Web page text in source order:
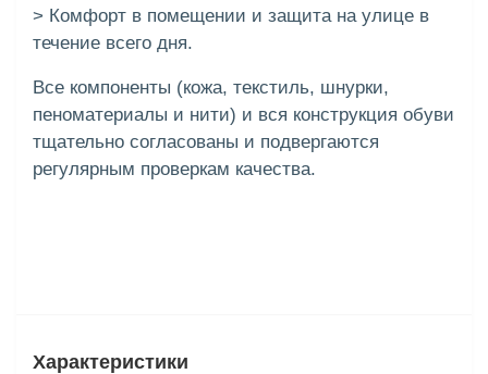
> Комфорт в помещении и защита на улице в
течение всего дня.
Все компоненты (кожа, текстиль, шнурки,
пеноматериалы и нити) и вся конструкция обуви
тщательно согласованы и подвергаются
регулярным проверкам качества.
Характеристики